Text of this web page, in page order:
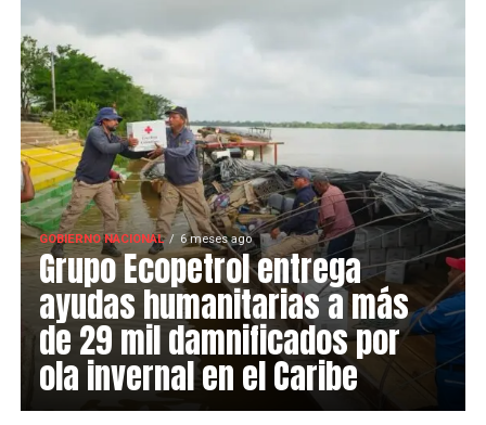
GOBIERNO NACIONAL 6 meses ago
Grupo Ecopetrol entrega
ayudas humanitarias a más
de 29 mil damnificados por
ola invernal en el Caribe